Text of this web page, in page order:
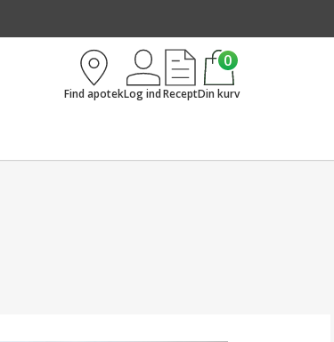
Find apotekLog indRecept
0
Din kurv